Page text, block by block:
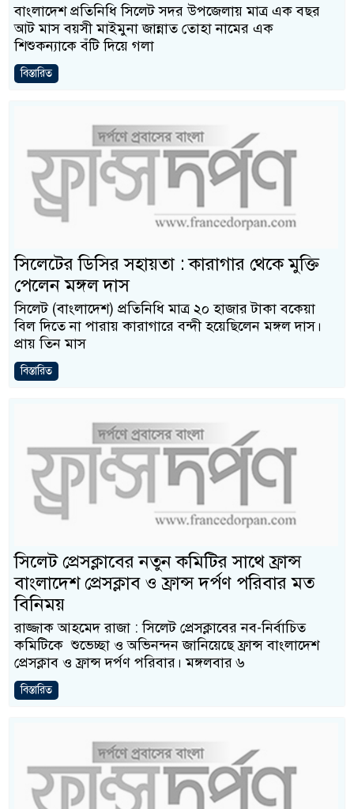
বাংলাদেশ প্রতিনিধি সিলেট সদর উপজেলায় মাত্র এক বছর
আট মাস বয়সী মাইমুনা জান্নাত তোহা নামের এক
শিশুকন্যাকে বঁটি দিয়ে গলা
বিস্তারিত
সিলেটের ডিসির সহায়তা : কারাগার থেকে মুক্তি
পেলেন মঙ্গল দাস
সিলেট (বাংলাদেশ) প্রতিনিধি মাত্র ২০ হাজার টাকা বকেয়া
বিল দিতে না পারায় কারাগারে বন্দী হয়েছিলেন মঙ্গল দাস।
প্রায় তিন মাস
বিস্তারিত
সিলেট প্রেসক্লাবের নতুন কমিটির সাথে ফ্রান্স
বাংলাদেশ প্রেসক্লাব ও ফ্রান্স দর্পণ পরিবার মত
বিনিময়
রাজ্জাক আহমেদ রাজা : সিলেট প্রেসক্লাবের নব-নির্বাচিত
কমিটিকে শুভেচ্ছা ও অভিনন্দন জানিয়েছে ফ্রান্স বাংলাদেশ
প্রেসক্লাব ও ফ্রান্স দর্পণ পরিবার। মঙ্গলবার ৬
বিস্তারিত